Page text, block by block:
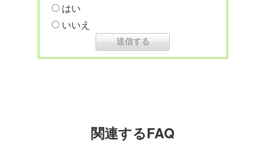
はい
いいえ
関連するFAQ